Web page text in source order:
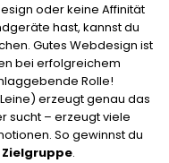
oder keine Affinität
hast, kannst du
Gutes Webdesign ist
bei erfolgreichem
Rolle!
erzeugt genau das
sucht – erzeugt viele
So gewinnst du
.